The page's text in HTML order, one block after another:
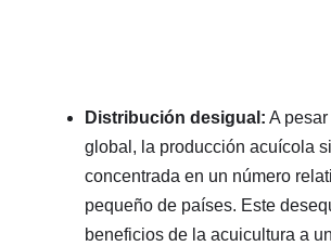
Distribución desigual: A
global, la producción acuícola
concentrada en un número
pequeño de países. Este
beneficios de la acuicultura a